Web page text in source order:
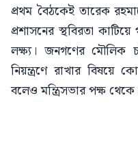
প্রথম বৈঠকেই তারেক
প্রশাসনের স্থবিরতা
লক্ষ্য। জনগণের মৌলিক
নিয়ন্ত্রণে রাখার বিষয়ে
বলেও মন্ত্রিসভার পক্ষ